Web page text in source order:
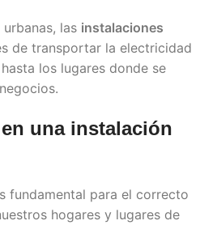
las instalaciones
de transportar la electricidad
los lugares donde se
una instalación
fundamental para el correcto
hogares y lugares de